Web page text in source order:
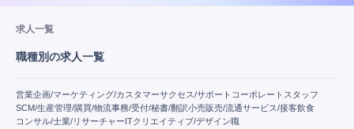
求人一覧
職種別の求人一覧
営業企画/マーケティング/カスタマーサクセス/サポート コーポレートスタッフ
SCM/生産管理/購買/物流事務/受付/秘書/翻訳小売販売/流通サービス/接客飲食
コンサル/士業/リサーチャー ITクリエイティブ/デザイン職